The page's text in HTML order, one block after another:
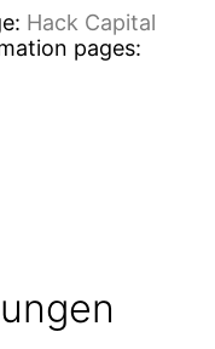
Hack Capital
pages: